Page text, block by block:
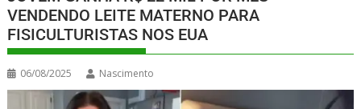
VENDENDO LEITE MATERNO PARA
FISICULTURISTAS NOS EUA
06/08/2025 Nascimento